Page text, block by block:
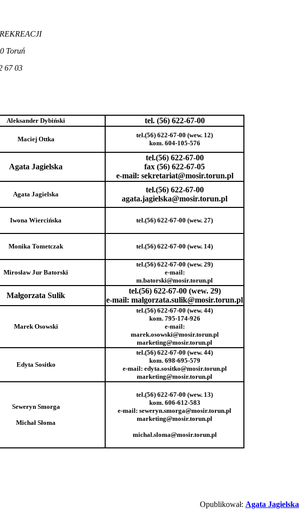
Toruń
67 03
Aleksander Dybiński tel. (56) 622-67-00
Maciej Ottka
tel.(56) 622-67-00 (wew. 12)
kom. 604-105-576
Agata Jagielska
tel.(56) 622-67-00
fax (56) 622-67-05
e-mail: sekretariat@mosir.torun.pl
Agata Jagielska
tel.(56) 622-67-00
agata.jagielska@mosir.torun.pl
Iwona Wiercińska tel.(56) 622-67-00 (wew. 27)
Monika Tometczak tel.(56) 622-67-00 (wew. 14)
Mirosław Jur Batorski
tel.(56) 622-67-00 (wew. 29)
e-mail:
m.batorski@mosir.torun.pl
Małgorzata Sulik
tel.(56) 622-67-00 (wew. 29)
e-mail: malgorzata.sulik@mosir.torun.pl
Marek Osowski
tel.(56) 622-67-00 (wew. 44)
kom. 795-174-926
e-mail:
marek.osowski@mosir.torun.pl
marketing@mosir.torun.pl
Edyta Sositko
tel.(56) 622-67-00 (wew. 44)
kom. 698-695-579
e-mail: edyta.sositko@mosir.torun.pl
marketing@mosir.torun.pl
Seweryn Smorga
Michał Słoma
tel.(56) 622-67-00 (wew. 13)
kom. 606-612-583
e-mail: seweryn.smorga@mosir.torun.pl
marketing@mosir.torun.pl
michal.sloma@mosir.torun.pl
Opublikował: Agata Jagielska